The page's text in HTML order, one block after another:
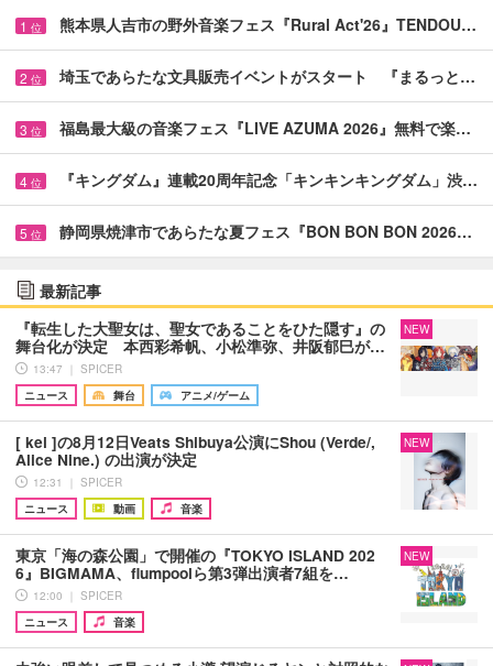
1 位 熊本県人吉市の野外音楽フェス『Rural Act'26』TENDOU…
2 位 埼玉であらたな文具販売イベントがスタート 『まるっと…
3 位 福島最大級の音楽フェス『LIVE AZUMA 2026』無料で楽…
4 位 『キングダム』連載20周年記念「キンキンキングダム」渋…
5 位 静岡県焼津市であらたな夏フェス『BON BON BON 2026…
最新記事
『転生した大聖女は、聖女であることをひた隠す』の
舞台化が決定 本西彩希帆、小松準弥、井阪郁巳が…
13:47 ｜ SPICER
ニュース
舞台 アニメ/ゲーム
NEW
[ kei ]の8月12日Veats Shibuya公演にShou (Verde/,
Alice Nine.) の出演が決定
12:31 ｜ SPICER
ニュース
動画 音楽
NEW
東京「海の森公園」で開催の『TOKYO ISLAND 202
6』BIGMAMA、flumpoolら第3弾出演者7組を…
12:00 ｜ SPICER
ニュース
音楽
NEW